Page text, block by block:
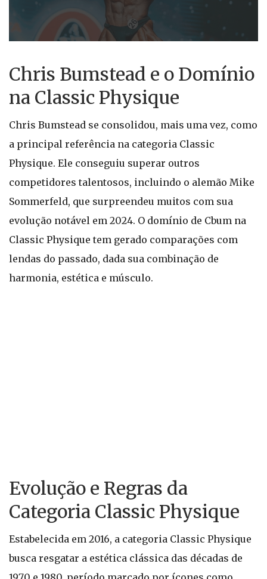
Chris Bumstead e o Domínio
na Classic Physique
Chris Bumstead se consolidou, mais uma vez, como
a principal referência na categoria Classic
Physique. Ele conseguiu superar outros
competidores talentosos, incluindo o alemão Mike
Sommerfeld, que surpreendeu muitos com sua
evolução notável em 2024. O domínio de Cbum na
Classic Physique tem gerado comparações com
lendas do passado, dada sua combinação de
harmonia, estética e músculo.
Evolução e Regras da
Categoria Classic Physique
Estabelecida em 2016, a categoria Classic Physique
busca resgatar a estética clássica das décadas de